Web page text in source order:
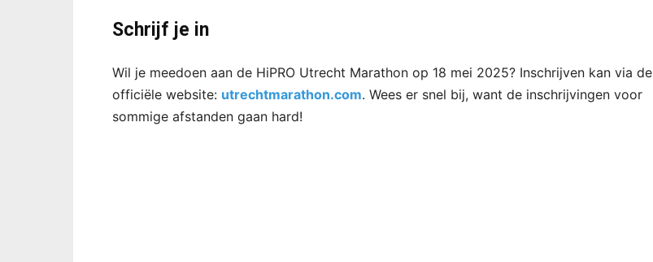
Schrijf je in
Wil je meedoen aan de HiPRO Utrecht Marathon op 18 mei 2025? Inschrijven kan via de
officiële website: utrechtmarathon.com. Wees er snel bij, want de inschrijvingen voor
sommige afstanden gaan hard!